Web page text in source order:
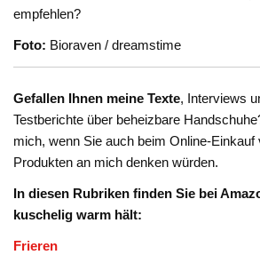
empfehlen?
Foto: Bioraven / dreamstime
Gefallen Ihnen meine Texte, Interviews
Testberichte über beheizbare
mich, wenn Sie auch beim Online-Einkauf
Produkten an mich denken würden.
In diesen Rubriken finden Sie bei
kuschelig warm hält:
Frieren